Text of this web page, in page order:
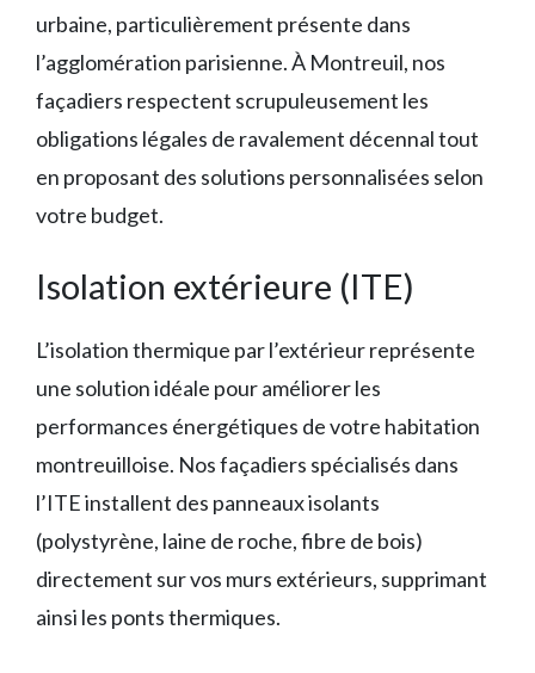
urbaine, particulièrement présente dans
l’agglomération parisienne. À Montreuil, nos
façadiers respectent scrupuleusement les
obligations légales de ravalement décennal tout
en proposant des solutions personnalisées selon
votre budget.
Isolation extérieure (ITE)
L’isolation thermique par l’extérieur représente
une solution idéale pour améliorer les
performances énergétiques de votre habitation
montreuilloise. Nos façadiers spécialisés dans
l’ITE installent des panneaux isolants
(polystyrène, laine de roche, fibre de bois)
directement sur vos murs extérieurs, supprimant
ainsi les ponts thermiques.